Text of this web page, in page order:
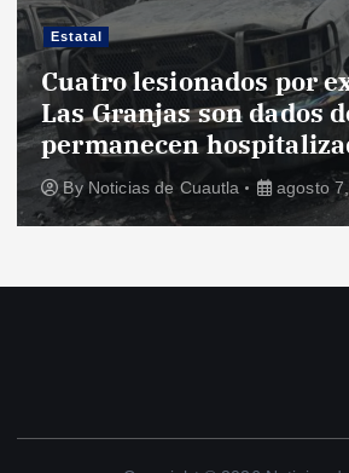
Estatal
Cuatro lesionados por
Las Granjas son dados
permanecen
By Noticias de Cuautla agosto